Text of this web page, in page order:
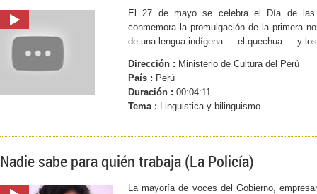
El 27 de mayo se celebra el Día de
conmemora la promulgación de la primera
de una lengua indígena — el quechua — y
Dirección : Ministerio de Cultura del Perú
País : Perú
Duración : 00:04:11
Tema : Linguistica y bilinguismo
Nadie sabe para quién trabaja (La Policía)
La mayoría de voces del Gobierno,